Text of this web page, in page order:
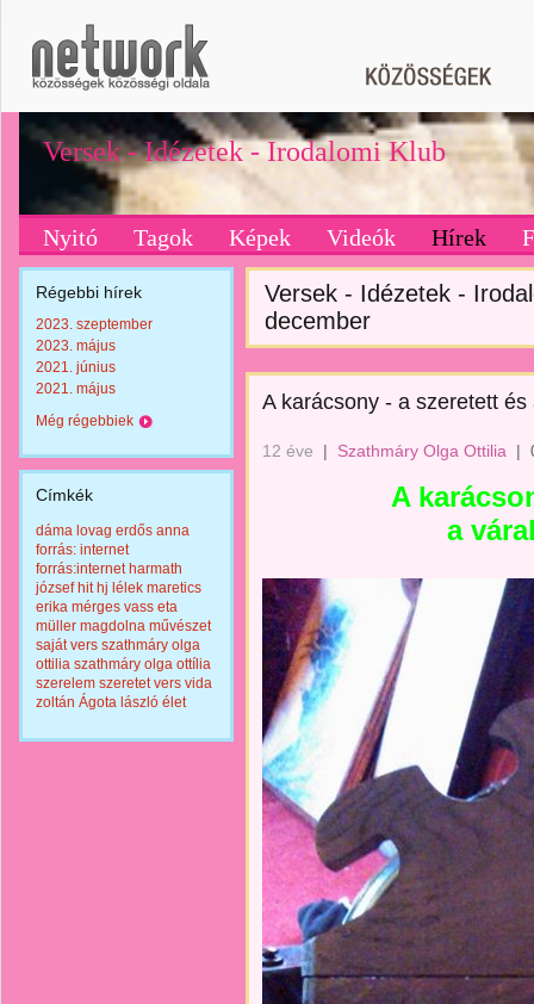
Versek - Idézetek - Irodalomi Klub
Nyitó Tagok Képek Videók Hírek
Régebbi hírek
2023. szeptember
2023. május
2021. június
2021. május
Még régebbiek
Címkék
dáma lovag erdős anna
forrás: internet
forrás:internet harmath
józsef hit hj lélek maretics
erika mérges vass eta
müller magdolna művészet
saját vers szathmáry olga
ottilia szathmáry olga ottília
szerelem szeretet vers vida
zoltán Ágota lászló élet
Versek - Idézetek -
december
A karácsony - a szeretett
12 éve | Szathmáry Olga Ottilia |
A
a